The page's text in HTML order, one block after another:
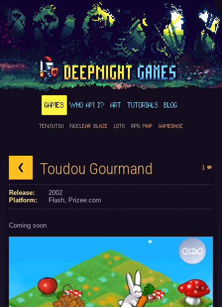
GAMES WHO AM I? ART TUTORIALS BLOG
TENJUTSU NUCLEAR BLAZE LDTK RPG MAP GAMEBASE
Toudou Gourmand 1
Release:
2002
Platform:
Flash Prizee.com
Coming soon